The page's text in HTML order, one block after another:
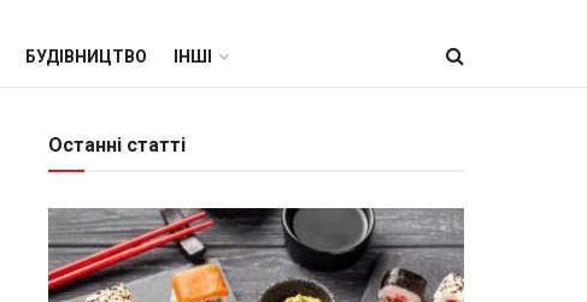
БУДІВНИЦТВО ІНШІ
Останні статті